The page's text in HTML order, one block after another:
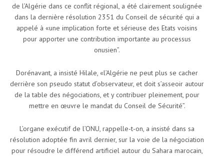
de l’Algérie dans ce conflit régional, a été clairement soulignée
dans la dernière résolution 2351 du Conseil de sécurité qui a
appelé à «une implication forte et sérieuse des Etats voisins
pour apporter une contribution importante au processus
onusien”.
Dorénavant, a insisté Hilale, «l’Algérie ne peut plus se cacher
derrière son pseudo statut d’observateur, et doit s’asseoir autour
de la table des négociations, et y contribuer pleinement, pour
mettre en œuvre le mandat du Conseil de Sécurité”.
L’organe exécutif de l’ONU, rappelle-t-on, a insisté dans sa
résolution adoptée fin avril dernier, sur la voie de la négociation
pour résoudre le différend artificiel autour du Sahara marocain,